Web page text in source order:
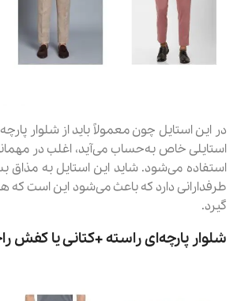
در این استایل چون معمولاً باید از شلوار
استایلی خاص به‌حساب می‌آید، اغلب در
استفاده می‌شود. شاید این استایل به مذاق
طرفدارانی دارد که باعث می‌شود این است که
گیرد.
شلوار پارچه‌ای راسته +کتانی یا کفش